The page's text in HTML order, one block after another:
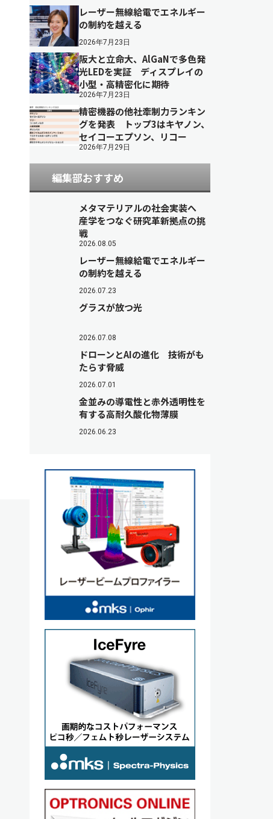
レーザー無線給電でエネルギー
の制約を越える
2026年7月23日
阪大と立命大、AlGaNで多色発
光LEDを実証 ディスプレイの
小型・高精密化に期待
2026年7月23日
精密機器の他社牽制力ランキン
グを発表 トップ3はキヤノン、
セイコーエプソン、リコー
2026年7月29日
編集部おすすめ
メタマテリアルの社会実装へ
産学をつなぐ研究革新拠点の挑
戦
2026.08.05
レーザー無線給電でエネルギー
の制約を越える
2026.07.23
グラスが放つ光
2026.07.08
ドローンとAIの進化 技術がも
たらす脅威
2026.07.01
金並みの導電性と赤外透明性を
有する高耐久酸化物薄膜
2026.06.23